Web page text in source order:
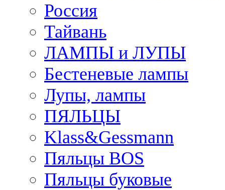
Россия
Тайвань
ЛАМПЫ и ЛУПЫ
Бестеневые лампы
Лупы, лампы
ПЯЛЬЦЫ
Klass&Gessmann
Пяльцы BOS
Пяльцы буковые